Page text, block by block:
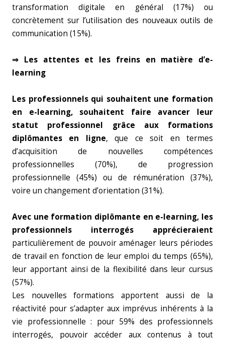
transformation digitale en général (17%) ou
concrètement sur l’utilisation des nouveaux outils de
communication (15%).
⇒ Les attentes et les freins en matière d’e-
learning
Les professionnels qui souhaitent une formation
en e-learning, souhaitent faire avancer leur
statut professionnel grâce aux formations
diplômantes en ligne, que ce soit en termes
d’acquisition de nouvelles compétences
professionnelles (70%), de progression
professionnelle (45%) ou de rémunération (37%),
voire un changement d’orientation (31%).
Avec une formation diplômante en e-learning, les
professionnels interrogés apprécieraient
particulièrement de pouvoir aménager leurs périodes
de travail en fonction de leur emploi du temps (65%),
leur apportant ainsi de la flexibilité dans leur cursus
(57%).
Les nouvelles formations apportent aussi de la
réactivité pour s’adapter aux imprévus inhérents à la
vie professionnelle : pour 59% des professionnels
interrogés, pouvoir accéder aux contenus à tout